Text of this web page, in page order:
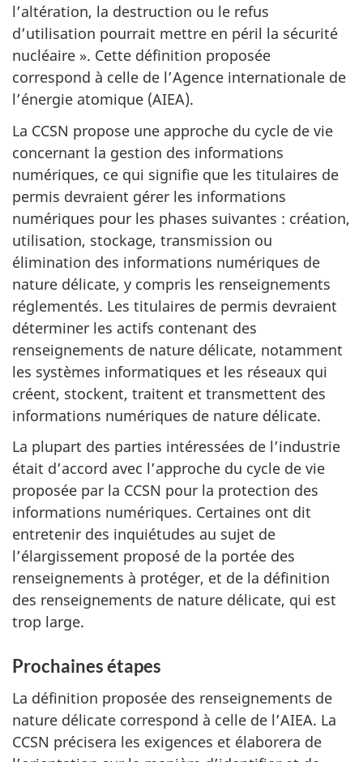
l’altération, la destruction ou le refus
d’utilisation pourrait mettre en péril la sécurité
nucléaire ». Cette définition proposée
correspond à celle de l’Agence internationale de
l’énergie atomique (AIEA).
La CCSN propose une approche du cycle de vie
concernant la gestion des informations
numériques, ce qui signifie que les titulaires de
permis devraient gérer les informations
numériques pour les phases suivantes : création,
utilisation, stockage, transmission ou
élimination des informations numériques de
nature délicate, y compris les renseignements
réglementés. Les titulaires de permis devraient
déterminer les actifs contenant des
renseignements de nature délicate, notamment
les systèmes informatiques et les réseaux qui
créent, stockent, traitent et transmettent des
informations numériques de nature délicate.
La plupart des parties intéressées de l’industrie
était d’accord avec l’approche du cycle de vie
proposée par la CCSN pour la protection des
informations numériques. Certaines ont dit
entretenir des inquiétudes au sujet de
l’élargissement proposé de la portée des
renseignements à protéger, et de la définition
des renseignements de nature délicate, qui est
trop large.
Prochaines étapes
La définition proposée des renseignements de
nature délicate correspond à celle de l’AIEA. La
CCSN précisera les exigences et élaborera de